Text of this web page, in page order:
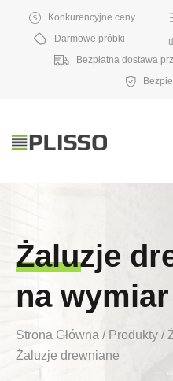
Konkurencyjne ceny
Darmowe próbki
Bezpłatna dostawa
Żaluzje
na wymiar
Strona Główna / Produkty /
Żaluzje drewniane